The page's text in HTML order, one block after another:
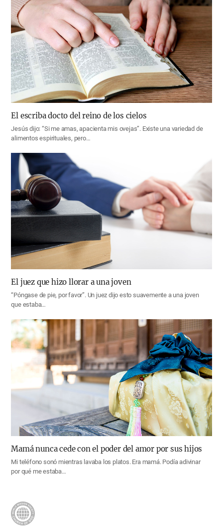
El escriba docto del reino de los cielos
Jesús dijo: “Si me amas, apacienta mis ovejas”. Existe una variedad de
alimentos espirituales, pero…
El juez que hizo llorar a una joven
“Póngase de pie, por favor”. Un juez dijo esto suavemente a una joven
que estaba…
Mamá nunca cede con el poder del amor por sus hijos
Mi teléfono sonó mientras lavaba los platos. Era mamá. Podía adivinar
por qué me estaba…